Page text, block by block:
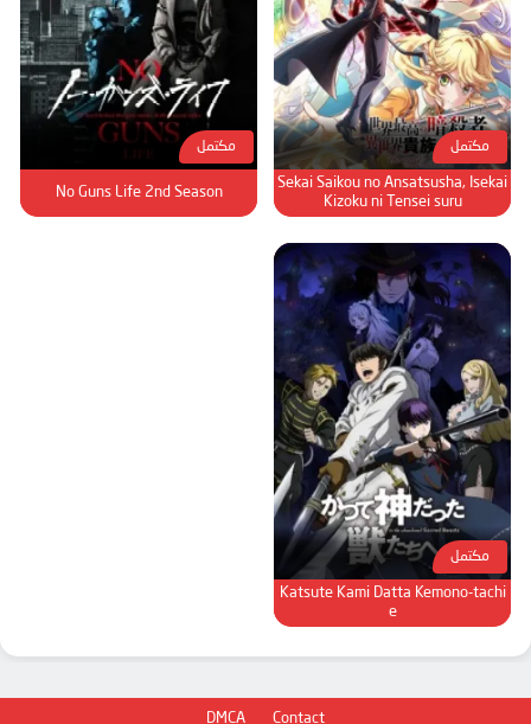
مكتمل
Sekai Saikou no Ansatsusha, Isekai
Kizoku ni Tensei suru
مكتمل
No Guns Life 2nd Season
مكتمل
Katsute Kami Datta Kemono-tachi
e
DMCA Contact